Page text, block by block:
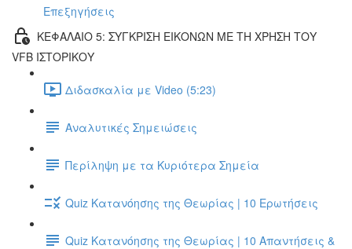
Επεξηγήσεις
ΚΕΦΑΛΑΙΟ 5: ΣΥΓΚΡΙΣΗ ΕΙΚΟΝΩΝ ΜΕ ΤΗ ΧΡΗΣΗ ΤΟΥ
VFB ΙΣΤΟΡΙΚΟΥ
Διδασκαλία με Video (5:23)
Αναλυτικές Σημειώσεις
Περίληψη με τα Κυριότερα Σημεία
Quiz Κατανόησης της Θεωρίας | 10 Ερωτήσεις
Quiz Κατανόησης της Θεωρίας | 10 Απαντήσεις &